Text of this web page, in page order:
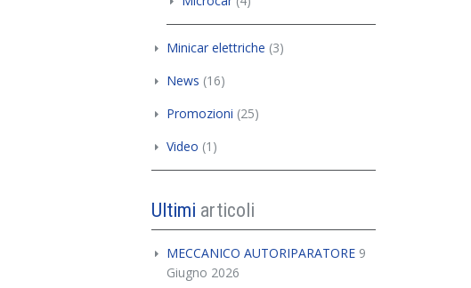
Minicar elettriche (3)
News (16)
Promozioni (25)
Video (1)
Ultimi articoli
MECCANICO AUTORIPARATORE 9
Giugno 2026